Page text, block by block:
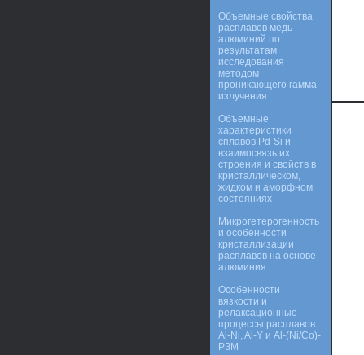
Объемные свойства
расплавов медь-
алюминий по
результатам
исследования
методом
проникающего гамма-
излучения
Объемные
характеристики
сплавов Pd-Si и
взаимосвязь их
строения и свойств в
кристаллическом,
жидком и аморфном
состояниях
Микрогетерогенность
и особенности
кристаллизации
расплавов на основе
алюминия
Особенности
вязкости и
релаксационные
процессы расплавов
Al-Ni, Al-Y и Al-(Ni/Co)-
РЗМ